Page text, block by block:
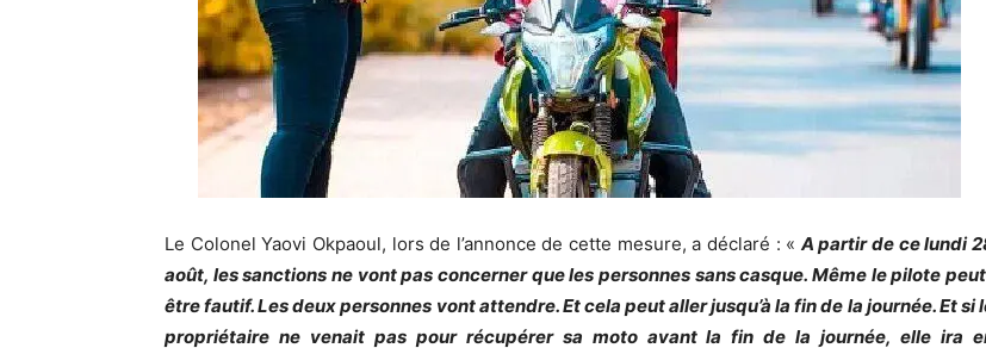
Le Colonel Yaovi Okpaoul, lors de l’annonce de cette mesure, a déclaré : « A partir de ce lundi
août, les sanctions ne vont pas concerner que les personnes sans casque. Même le pilote
être fautif. Les deux personnes vont attendre. Et cela peut aller jusqu’à la fin de la journée. Et si
propriétaire ne venait pas pour récupérer sa moto avant la fin de la journée, elle ira